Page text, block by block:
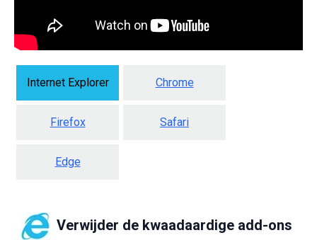
Internet Explorer Chrome
Firefox Safari
Edge
Verwijder de kwaadaardige add-ons